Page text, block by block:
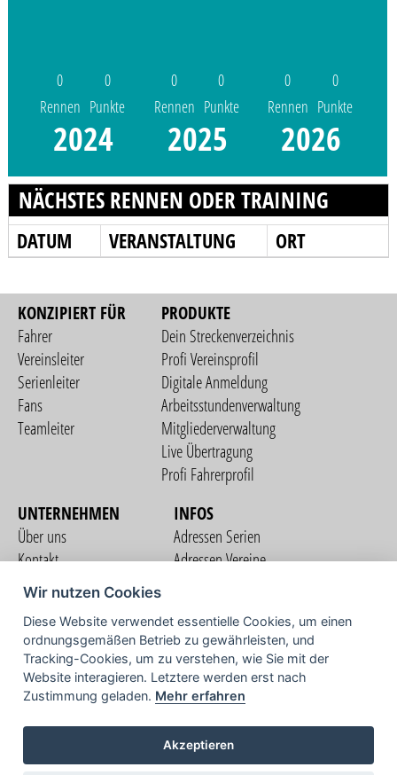
0
Rennen
0
Punkte
2024
0
Rennen
0
Punkte
2025
0
Rennen
0
Punkte
2026
NÄCHSTES RENNEN ODER TRAINING
DATUM VERANSTALTUNG ORT
KONZIPIERT FÜR
Fahrer
Vereinsleiter
Serienleiter
Fans
Teamleiter
PRODUKTE
Dein Streckenverzeichnis
Profi Vereinsprofil
Digitale Anmeldung
Arbeitsstundenverwaltung
Mitgliederverwaltung
Live Übertragung
Profi Fahrerprofil
UNTERNEHMEN
Über uns
Kontakt
Nutzungsbedingungen
Datenschutzerklärung
Impressum
INFOS
Adressen Serien
Adressen Vereine
COMMUNITY
TV
Wir nutzen Cookies
Diese Website verwendet essentielle Cookies, um einen
ordnungsgemäßen Betrieb zu gewährleisten, und
Tracking-Cookies, um zu verstehen, wie Sie mit der
Website interagieren. Letztere werden erst nach
Zustimmung geladen. Mehr erfahren
Akzeptieren